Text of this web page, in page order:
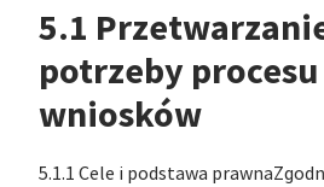
5.1
potrzeby procesu
wniosków
5.1.1 Cele i podstawa